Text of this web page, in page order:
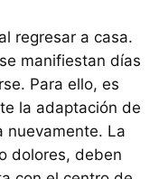
regresar a casa.
manifiestan días
Para ello, es
la adaptación de
nuevamente. La
dolores, deben